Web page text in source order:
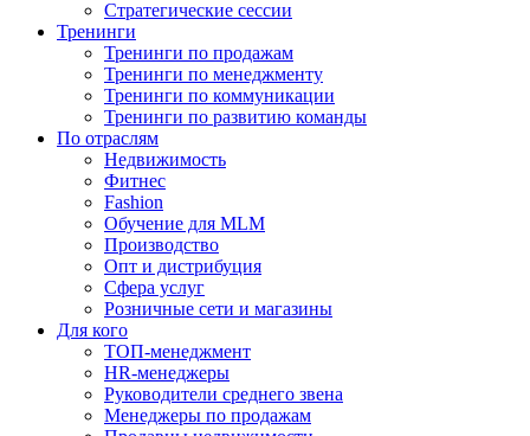
Стратегические сессии
Тренинги
Тренинги по продажам
Тренинги по менеджменту
Тренинги по коммуникации
Тренинги по развитию команды
По отраслям
Недвижимость
Фитнес
Fashion
Обучение для MLM
Производство
Опт и дистрибуция
Сфера услуг
Розничные сети и магазины
Для кого
ТОП-менеджмент
HR-менеджеры
Руководители среднего звена
Менеджеры по продажам